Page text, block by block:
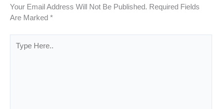
Your Email Address Will Not Be Published. Required Fields
Are Marked *
Here..